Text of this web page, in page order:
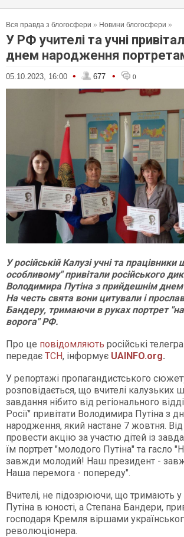
Вся правда з блогосфери » Новини блогосфери »
У РФ учителі та учні
днем народження
05.10.2023, 16:00 • 677 • 0
У російській Калузі учні та
особливому" привітали російського
Володимира Путіна з прийдешнім
На честь свята вони цитували і
Бандеру, тримаючи в руках портрет
ворога" РФ.
Про це повідомляють російські
передає ТСН, інформує UAINFO.org.
У репортажі пропагандистського
розповідається, що вчителі калузьких
завдання нібито від регіонального
Росії" привітати Володимира Путіна з
народження, який настане 7 жовтня.
провести акцію за участю дітей із
їм портрет "молодого Путіна" та гасло
завжди молодий! Наш президент -
Наша перемога - попереду".
Вчителі, не підозрюючи, що тримають у
Путіна в юності, а Степана Бандери,
господаря Кремля віршами
революціонера.